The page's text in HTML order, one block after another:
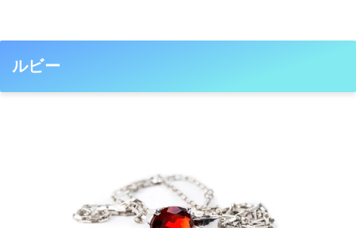
ルビー